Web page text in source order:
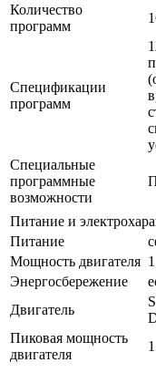
Количество
программ
Спецификации
программ
Специальные
программные
возможности
Питание и
Питание
Мощность двигателя
Энергосбережение
Двигатель
Пиковая мощность
двигателя